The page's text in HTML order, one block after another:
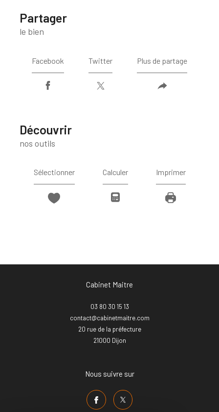
partager
le bien
Facebook Twitter Plus de partage
découvrir
nos outils
Sélectionner Calculer Imprimer
Cabinet Maitre
03 80 30 15 13
contact@cabinetmaitre.com
20 rue de la préfecture
21000
dijon
Nous suivre sur